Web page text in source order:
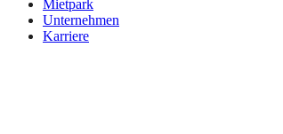
Mietpark
Unternehmen
Karriere